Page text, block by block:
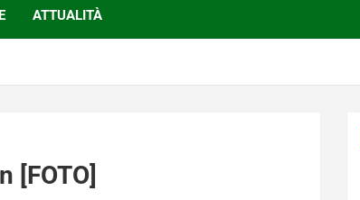
ATTUALITÀ
[FOTO]